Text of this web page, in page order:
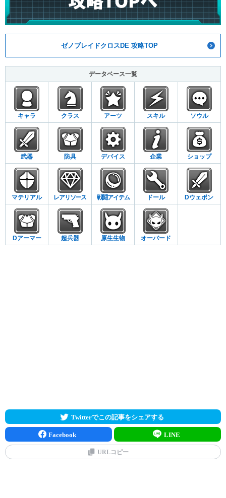
ゼノブレイドクロスDE 攻略TOP
データベース一覧
キャラ クラス アーツ スキル ソウル
武器 防具 デバイス 企業 ショップ
マテリアル レアリソース 戦闘アイテム ドール Dウェポン
Dアーマー 超兵器 原生生物 オーバード
Twitterでこの記事をシェアする
Facebook LINE
URLコピー